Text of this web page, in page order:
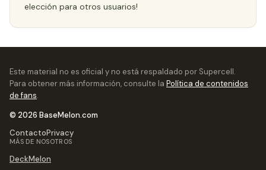
elección para otros usuarios!
Este material no es oficial y no está respaldado por Supercell.
Para obtener más información, consulte la Política de contenidos
de fans.
© 2026 BaseMelon.com
ContactoPrivacy
MÁS DE NOSOTROS
DeckMelon